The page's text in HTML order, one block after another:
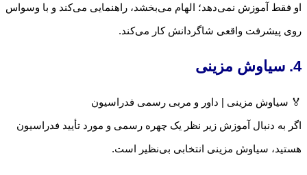
او فقط آموزش نمی‌دهد؛ الهام می‌بخشد، راهنمایی می‌کند و با وسواس
روی پیشرفت واقعی شاگردانش کار می‌کند.
4. سیاوش مزینی
🏅 سیاوش مزینی | داور و مربی رسمی فدراسیون
اگر به دنبال آموزش زیر نظر یک چهره رسمی و مورد تأیید فدراسیون
هستید، سیاوش مزینی انتخابی بی‌نظیر است.